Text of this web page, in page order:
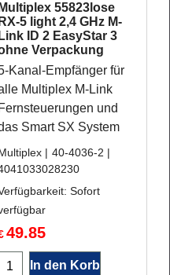
Multiplex 55823lose
RX-5 light 2,4 GHz M-
Link ID 2 EasyStar 3
Verpackung
Kanal-Empfänger für
Multiplex M-Link
Fernsteuerungen und
Smart SX System
49.85
40-4036-2
: Sofort
In den Korb